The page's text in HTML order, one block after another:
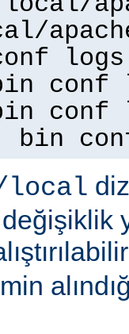
logs
conf
conf
. bin